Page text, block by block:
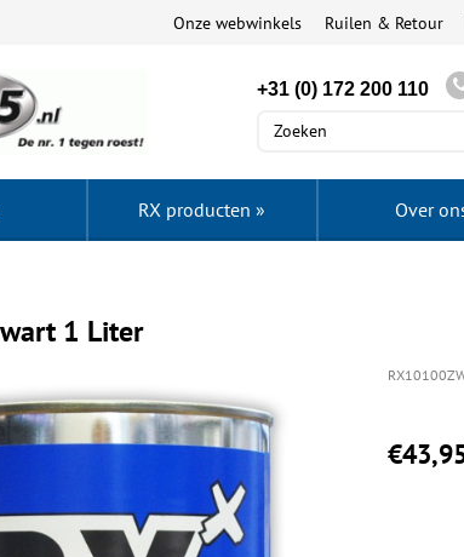
Onze webwinkels Ruilen & Retour
+31 (0) 172 200 110
RX producten » Over
1 Liter